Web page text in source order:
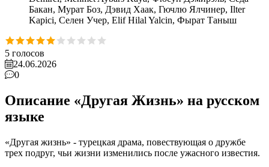
Бакан, Мурат Боз, Дэвид Хаак, Гючлю Ялчинер, Ilter
Kapici, Селен Учер, Elif Hilal Yalcin, Фырат Таныш
5 голосов
24.06.2026
0
Описание «Другая Жизнь» на русском
языке
«Другая жизнь» - турецкая драма, повествующая о дружбе
трех подруг, чьи жизни изменились после ужасного известия.